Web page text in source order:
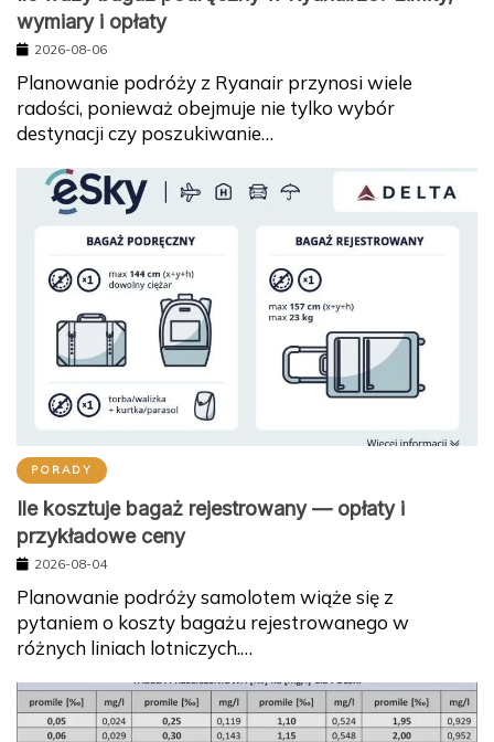
wymiary i opłaty
2026-08-06
Planowanie podróży z Ryanair przynosi wiele
radości, ponieważ obejmuje nie tylko wybór
destynacji czy poszukiwanie…
PORADY
Ile kosztuje bagaż rejestrowany — opłaty i
przykładowe ceny
2026-08-04
Planowanie podróży samolotem wiąże się z
pytaniem o koszty bagażu rejestrowanego w
różnych liniach lotniczych.…